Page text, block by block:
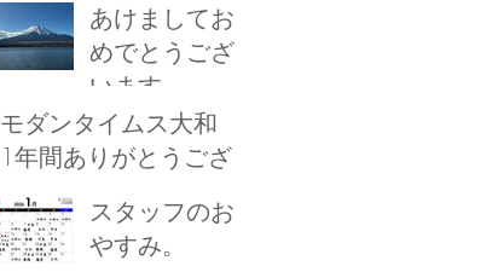
あけましてお
めでとうござ
います
モダンタイムス大和
1年間ありがとうござ
いました！
スタッフのお
やすみ。